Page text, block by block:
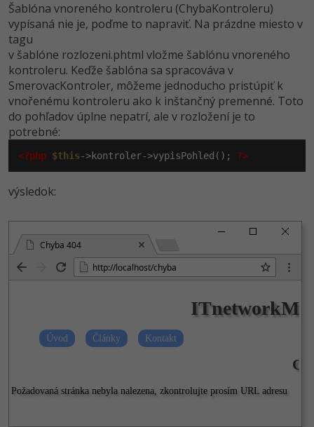
Šablóna vnoreného kontroleru (ChybaKontroleru)
vypísaná nie je, poďme to napraviť. Na prázdne miesto v
tagu
v šablóne rozlozeni.phtml vložme šablónu vnoreného
kontroleru. Keďže šablóna sa spracováva v
SmerovacKontroler, môžeme jednoducho pristúpiť k
vnořenému kontroleru ako k inštančný premenné. Toto
do pohľadov úplne nepatrí, ale v rozložení je to
potrebné:
<?php $this->kontroler->vypisPohled(); ?>
výsledok:
Chyba 404
http://localhos­t/chyba